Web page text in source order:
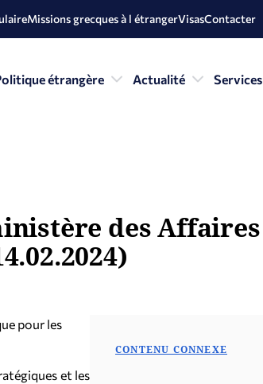
Missions grecques à l étrangerVisasContacter
étrangère Actualité Services
des Affaires
pour les
et les
CONTENU CONNEXE